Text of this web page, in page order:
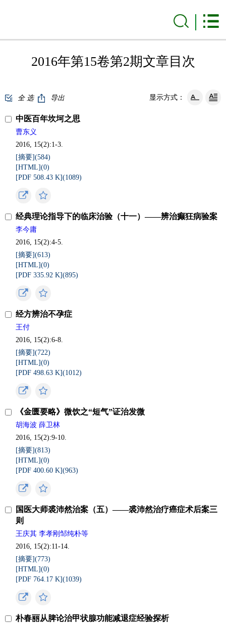
2016年第15卷第2期文章目次
全 选 导出 显示方式：
中医百年坎坷之思
曹东义
2016, 15(2):1-3.
[摘要](584)
[HTML](0)
[PDF 508.43 K](1089)
经典理论指导下的临床治验（十一）——辨治癫狂病验案
李今庸
2016, 15(2):4-5.
[摘要](613)
[HTML](0)
[PDF 335.92 K](895)
经方辨治不孕症
王付
2016, 15(2):6-8.
[摘要](722)
[HTML](0)
[PDF 498.63 K](1012)
《金匮要略》微饮之“短气”证治发微
胡海波 薛卫林
2016, 15(2):9-10.
[摘要](813)
[HTML](0)
[PDF 400.60 K](963)
国医大师裘沛然治案（五）——裘沛然治疗癌症术后案三
则
王庆其 李孝刚邹纯朴等
2016, 15(2):11-14.
[摘要](773)
[HTML](0)
[PDF 764.17 K](1039)
朴春丽从脾论治甲状腺功能减退症经验探析